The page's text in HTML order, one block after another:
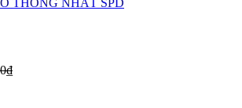
THỐNG NHẤT SPD